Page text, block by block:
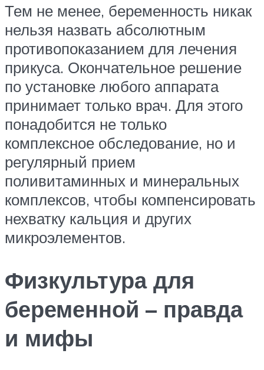
Тем не менее, беременность никак
нельзя назвать абсолютным
противопоказанием для лечения
прикуса. Окончательное решение
по установке любого аппарата
принимает только врач. Для этого
понадобится не только
комплексное обследование, но и
регулярный прием
поливитаминных и минеральных
комплексов, чтобы компенсировать
нехватку кальция и других
микроэлементов.
Физкультура для
беременной – правда
и мифы